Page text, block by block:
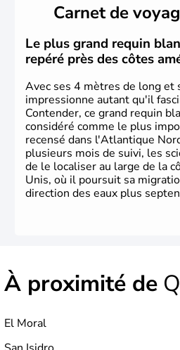
Plusieurs populations se sont
des européens, suite à la
Christophe Colomb en
britanniques proclament la
en 1776 et adoptent leur
La conquête de l'Ouest marque
phase de développement
Carnet de
Le plus grand requin
repéré près des côtes
Avec ses 4 mètres de long et
impressionne autant qu'il
Contender, ce grand requin
considéré comme le plus
recensé dans l'Atlantique
plusieurs mois de suivi, les
de le localiser au large de la
Unis, où il poursuit sa
direction des eaux plus
À proximité de
El Moral